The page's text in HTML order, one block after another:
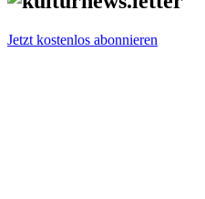
Jetzt kostenlos abonnieren